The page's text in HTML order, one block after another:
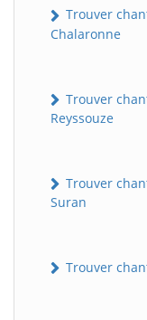
Trouver
Chalaronne
Trouver
Reyssouze
Trouver
Suran
Trouver